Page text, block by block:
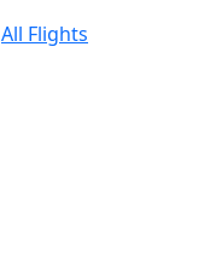
All Flights